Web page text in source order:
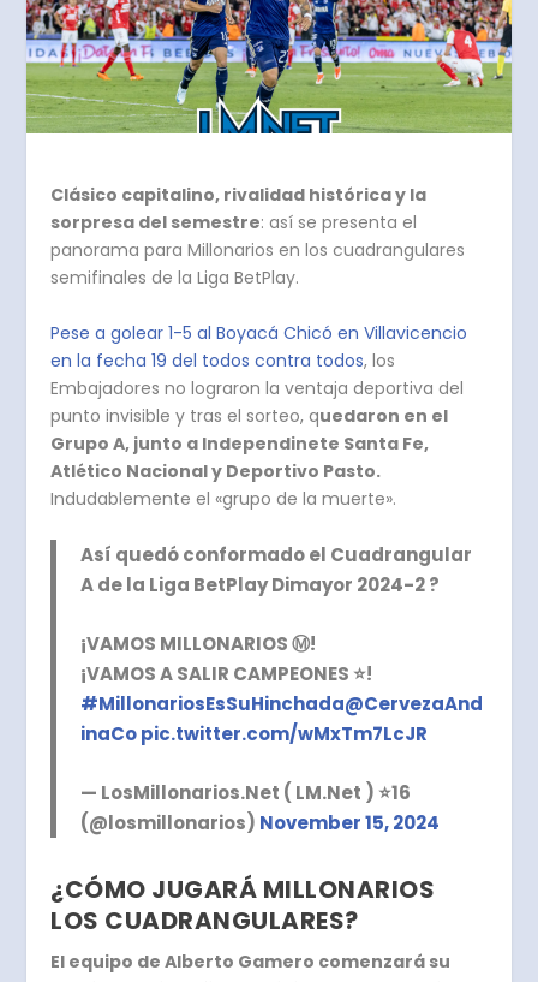
Clásico capitalino, rivalidad histórica y la
sorpresa del semestre: así se presenta el
panorama para Millonarios en los cuadrangulares
semifinales de la Liga BetPlay.
Pese a golear 1-5 al Boyacá Chicó en Villavicencio
en la fecha 19 del todos contra todos, los
Embajadores no lograron la ventaja deportiva del
punto invisible y tras el sorteo, quedaron en el
Grupo A, junto a Independinete Santa Fe,
Atlético Nacional y Deportivo Pasto.
Indudablemente el «grupo de la muerte».
Así quedó conformado el Cuadrangular
A de la Liga BetPlay Dimayor 2024-2 ?
¡VAMOS MILLONARIOS Ⓜ️!
¡VAMOS A SALIR CAMPEONES ⭐️!
#MillonariosEsSuHinchada@CervezaAnd
inaCopic.twitter.com/wMxTm7LcJR
— LosMillonarios.Net ( LM.Net ) ⭐️16
(@losmillonarios) November 15, 2024
¿CÓMO JUGARÁ MILLONARIOS
LOS CUADRANGULARES?
El equipo de Alberto Gamero comenzará su